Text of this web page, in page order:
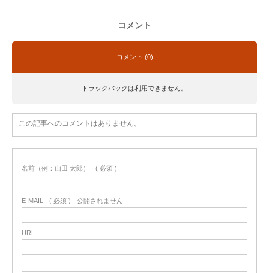
コメント
コメント (0)
トラックバックは利用できません。
この記事へのコメントはありません。
名前（例：山田 太郎） ( 必須 )
E-MAIL ( 必須 ) - 公開されません -
URL